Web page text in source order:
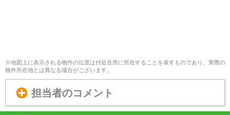
※地図上に表示される物件の位置は付近住所に所在することを表すものであり、実際の
物件所在地とは異なる場合がございます。
担当者のコメント